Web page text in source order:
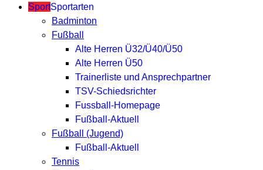
SportSportarten
Badminton
Fußball
Alte Herren Ü32/Ü40/Ü50
Alte Herren Ü50
Trainerliste und Ansprechpartner
TSV-Schiedsrichter
Fussball-Homepage
Fußball-Aktuell
Fußball (Jugend)
Fußball-Aktuell
Tennis